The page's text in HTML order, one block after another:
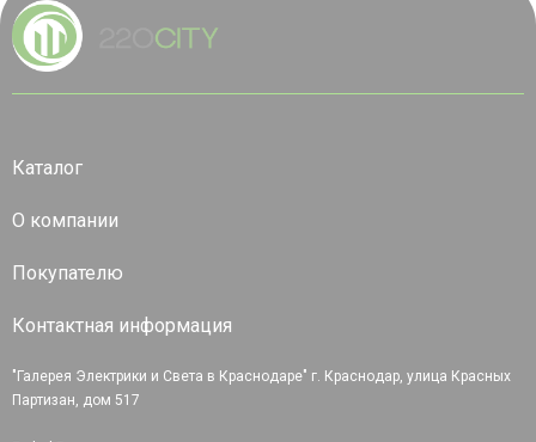
Каталог
О компании
Покупателю
Контактная информация
"Галерея Электрики и Света в Краснодаре" г. Краснодар, улица Красных
Партизан, дом 517